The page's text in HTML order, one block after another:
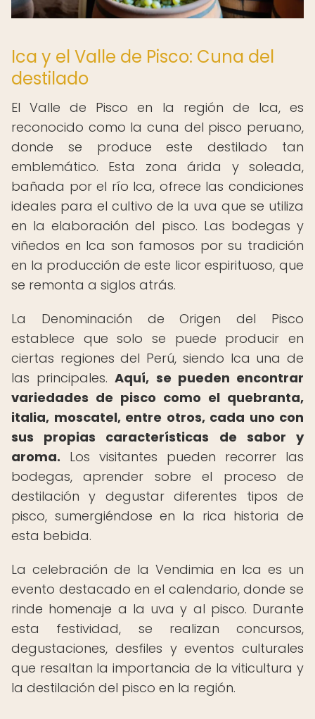
Ica y el Valle de Pisco: Cuna del
destilado
El Valle de Pisco en la región de Ica, es
reconocido como la cuna del pisco peruano,
donde se produce este destilado tan
emblemático. Esta zona árida y soleada,
bañada por el río Ica, ofrece las condiciones
ideales para el cultivo de la uva que se utiliza
en la elaboración del pisco. Las bodegas y
viñedos en Ica son famosos por su tradición
en la producción de este licor espirituoso, que
se remonta a siglos atrás.
La Denominación de Origen del Pisco
establece que solo se puede producir en
ciertas regiones del Perú, siendo Ica una de
las principales.Aquí, se pueden encontrar
variedades de pisco como el quebranta,
italia, moscatel, entre otros, cada uno con
sus propias características de sabor y
aroma. Los visitantes pueden recorrer las
bodegas, aprender sobre el proceso de
destilación y degustar diferentes tipos de
pisco, sumergiéndose en la rica historia de
esta bebida.
La celebración de la Vendimia en Ica es un
evento destacado en el calendario, donde se
rinde homenaje a la uva y al pisco. Durante
esta festividad, se realizan concursos,
degustaciones, desfiles y eventos culturales
que resaltan la importancia de la viticultura y
la destilación del pisco en la región.